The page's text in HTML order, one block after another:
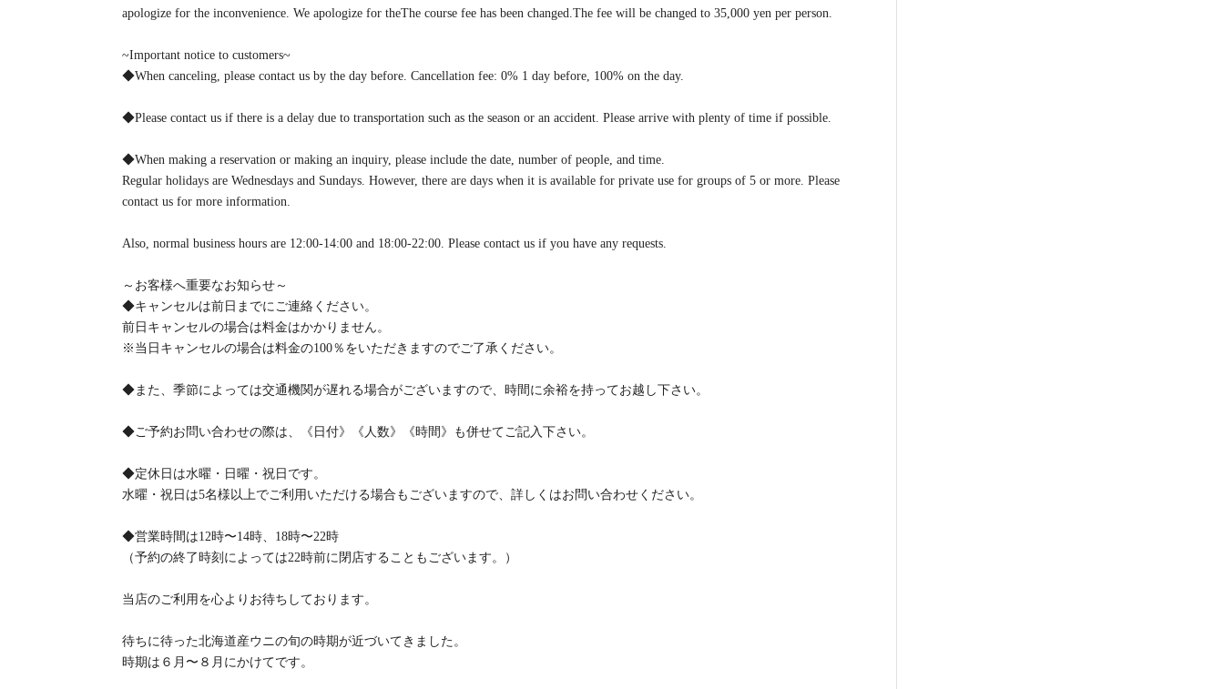
apologize for the inconvenience. We apologize for theThe course fee has been changed.The fee will be changed to 35,000 yen per person.
~Important notice to customers~
◆When canceling, please contact us by the day before. Cancellation fee: 0% 1 day before, 100% on the day.
◆Please contact us if there is a delay due to transportation such as the season or an accident. Please arrive with plenty of time if possible.
◆When making a reservation or making an inquiry, please include the date, number of people, and time.
Regular holidays are Wednesdays and Sundays. However, there are days when it is available for private use for groups of 5 or more. Please
contact us for more information.
Also, normal business hours are 12:00-14:00 and 18:00‐22:00. Please contact us if you have any requests.
～お客様へ重要なお知らせ～
◆キャンセルは前日までにご連絡ください。
前日キャンセルの場合は料金はかかりません。
※当日キャンセルの場合は料金の100％をいただきますのでご了承ください。
◆また、季節によっては交通機関が遅れる場合がございますので、時間に余裕を持ってお越し下さい。
◆ご予約お問い合わせの際は、《日付》《人数》《時間》も併せてご記入下さい。
◆定休日は水曜・日曜・祝日です。
水曜・祝日は5名様以上でご利用いただける場合もございますので、詳しくはお問い合わせください。
◆営業時間は12時〜14時、18時〜22時
（予約の終了時刻によっては22時前に閉店することもございます。）
当店のご利用を心よりお待ちしております。
待ちに待った北海道産ウニの旬の時期が近づいてきました。
時期は６月〜８月にかけてです。